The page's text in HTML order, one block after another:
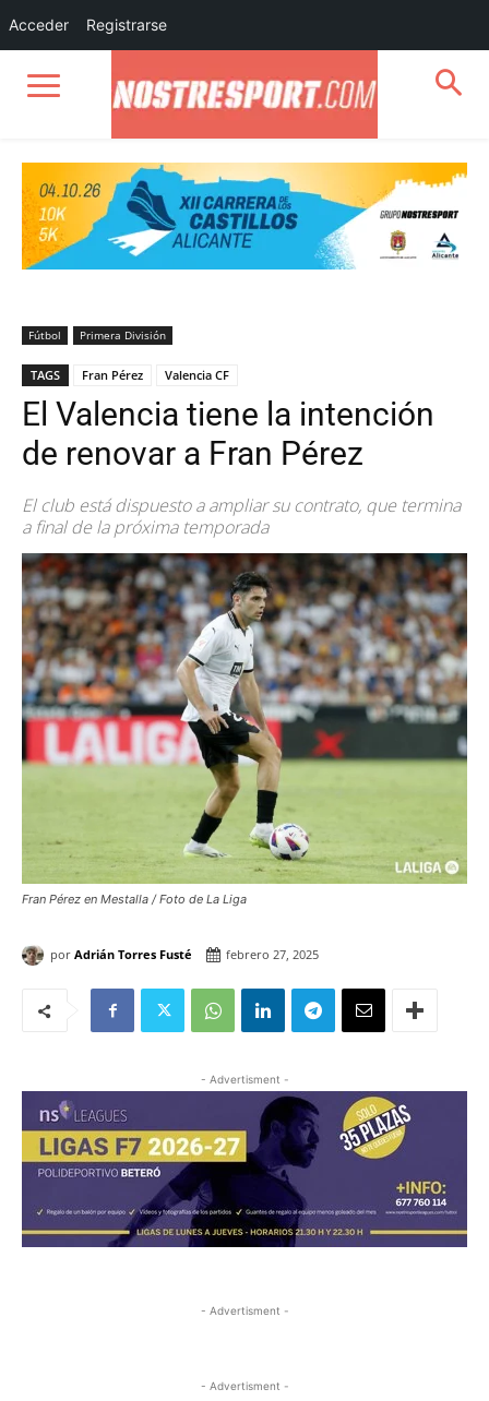
Fútbol Primera División
TAGS Fran Pérez Valencia CF
El Valencia tiene la intención
de renovar a Fran Pérez
El club está dispuesto a ampliar su contrato, que termina
a final de la próxima temporada
Fran Pérez en Mestalla / Foto de La Liga
por Adrián Torres Fusté febrero 27, 2025
- Advertisment -
- Advertisment -
- Advertisment -
Acceder Registrarse